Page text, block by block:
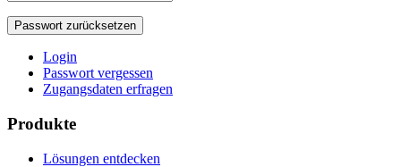
Login
Passwort vergessen
Zugangsdaten erfragen
Produkte
Lösungen entdecken